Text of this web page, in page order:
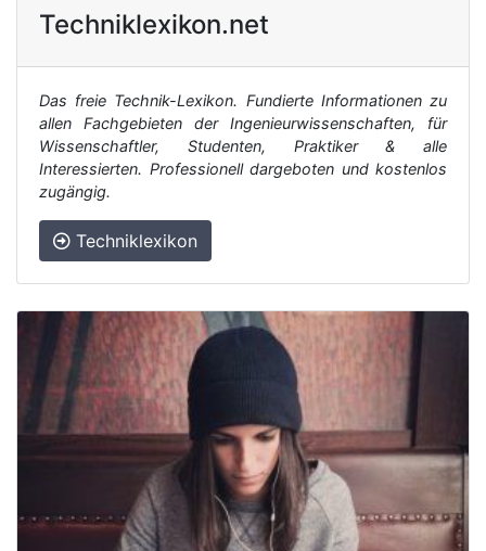
Techniklexikon.net
Das freie Technik-Lexikon. Fundierte Informationen zu
allen Fachgebieten der Ingenieurwissenschaften, für
Wissenschaftler, Studenten, Praktiker & alle
Interessierten. Professionell dargeboten und kostenlos
zugängig.
Techniklexikon